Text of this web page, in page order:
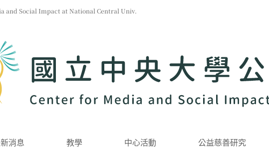
and Social Impact at National Central Univ.
消息 教學 中心活動 公益慈善研究